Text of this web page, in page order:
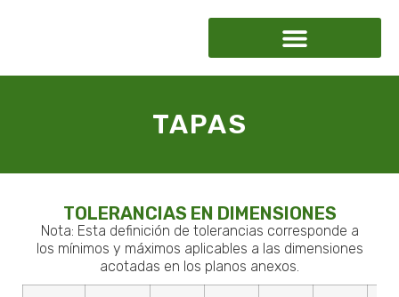
TAPAS
TOLERANCIAS EN DIMENSIONES
Nota: Esta definición de tolerancias corresponde a
los mínimos y máximos aplicables a las dimensiones
acotadas en los planos anexos.